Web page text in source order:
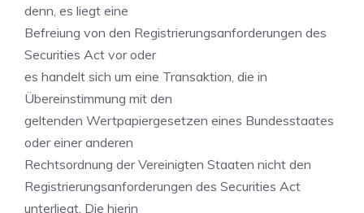
denn, es liegt eine
Befreiung von den Registrierungsanforderungen des
Securities Act vor oder
es handelt sich um eine Transaktion, die in
Übereinstimmung mit den
geltenden Wertpapiergesetzen eines Bundesstaates
oder einer anderen
Rechtsordnung der Vereinigten Staaten nicht den
Registrierungsanforderungen des Securities Act
unterliegt. Die hierin